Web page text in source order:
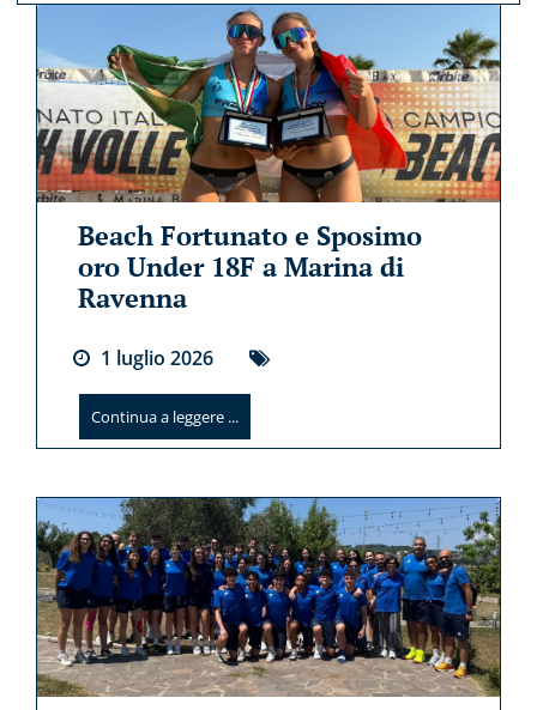
Beach Fortunato e Sposimo
oro Under 18F a Marina di
Ravenna
1 luglio 2026
Continua a leggere ...